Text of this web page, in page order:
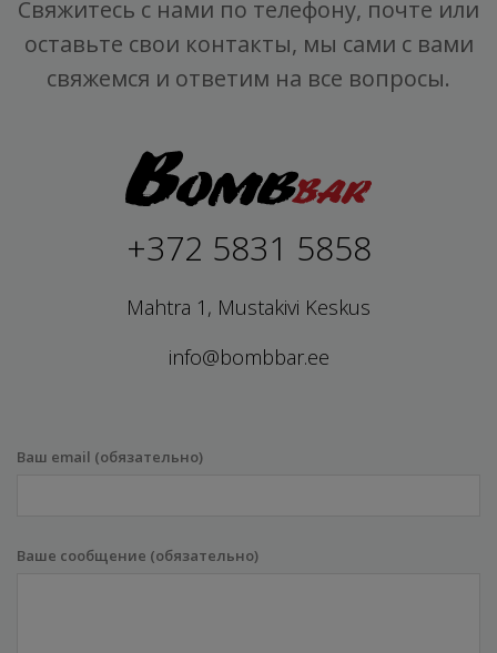
Свяжитесь с нами по телефону, почте или
оставьте свои контакты, мы сами с вами
свяжемся и ответим на все вопросы.
+372 5831 5858
Mahtra 1, Mustakivi Keskus
info@bombbar.ee
Ваш email (обязательно)
Ваше сообщение (обязательно)